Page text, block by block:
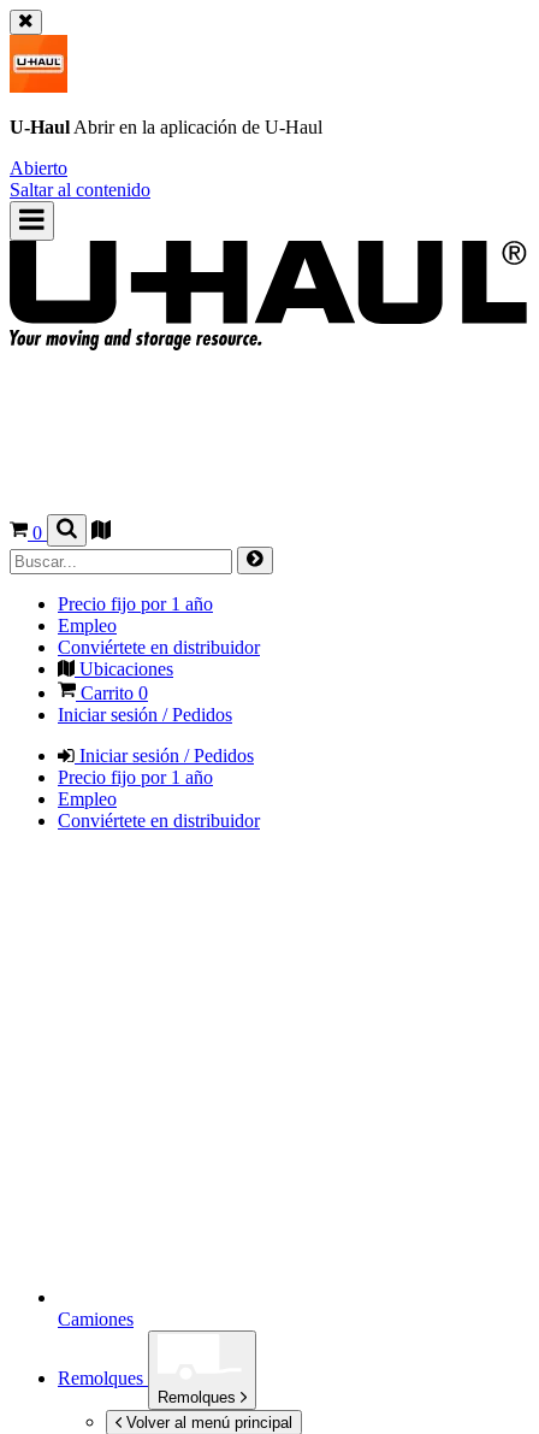
U-Haul Abrir en la aplicación de U-Haul
Abierto
Saltar al contenido
0
Precio fijo por 1 año
Empleo
Conviértete en distribuidor
Ubicaciones
Carrito 0
Iniciar sesión / Pedidos
Iniciar sesión / Pedidos
Precio fijo por 1 año
Empleo
Conviértete en distribuidor
Camiones
Remolques
Remolques
Volver al menú principal